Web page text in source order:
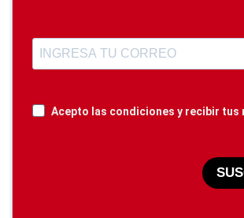
Acepto las condiciones y recibir tus